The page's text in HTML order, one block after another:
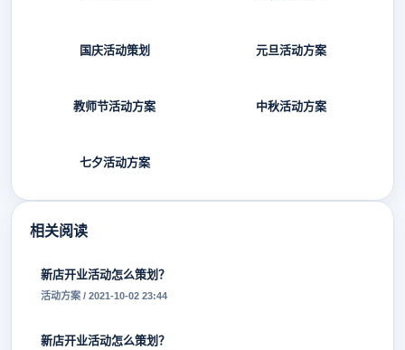
国庆活动策划 元旦活动方案
教师节活动方案 中秋活动方案
七夕活动方案
相关阅读
新店开业活动怎么策划？
活动方案 / 2021-10-02 23:44
新店开业活动怎么策划？